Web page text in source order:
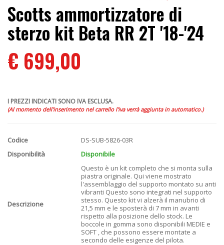
Scotts ammortizzatore di
sterzo kit Beta RR 2T '18-'24
€ 699,00
I PREZZI INDICATI SONO IVA ESCLUSA.
(Al momento dell'inserimento nel carrello l'iva verrà aggiunta in automatico.)
Codice
DS-SUB-5826-03R
Disponibilità
Disponibile
Descrizione
Questo è un kit completo che si monta sulla
piastra originale. Qui viene mostrato
l'assemblaggio del supporto montato su anti
vibranti Questo sono integrati nel supporto
stesso. Questo kit vi alzerà il manubrio di
21,5 mm e le sposterà di 7 mm in avanti
rispetto alla posizione dello stock. Le
boccole in gomma sono disponibili MEDIE e
SOFT , che possono essere montate a
secondo delle esigenze del pilota.